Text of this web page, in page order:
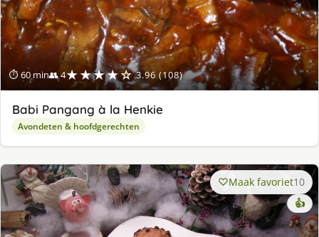
⏱ 60 min👥 4★★★★☆ 3.96 (108)
Babi Pangang à la Henkie
Avondeten & hoofdgerechten
Maak favoriet10
👍